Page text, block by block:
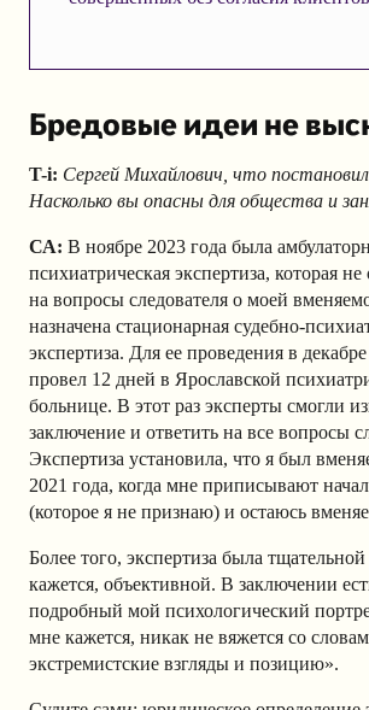
Бредовые идеи не
T-i: Сергей Михайлович, что
Насколько вы опасны для общества и
СА: В ноябре 2023 года была
психиатрическая экспертиза, которая не
на вопросы следователя о моей
назначена стационарная судебно-
экспертиза. Для ее проведения в
провел 12 дней в Ярославской
больнице. В этот раз эксперты смогли
заключение и ответить на все вопросы
Экспертиза установила, что я был
2021 года, когда мне приписывают
(которое я не признаю) и остаюсь
Более того, экспертиза была
кажется, объективной. В заключении
подробный мой психологический
мне кажется, никак не вяжется со
экстремистские взгляды и позицию».